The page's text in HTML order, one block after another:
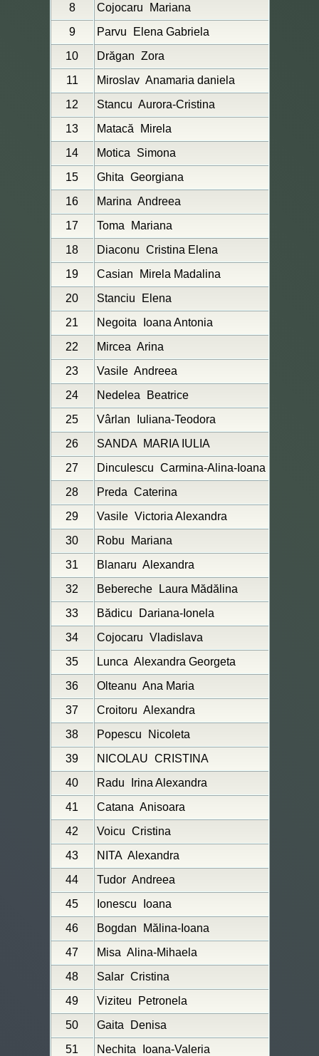
8
Cojocaru
Mariana
9
Parvu
Elena Gabriela
10
Drăgan Zora
11
Miroslav Anamaria daniela
12
Stancu Aurora-Cristina
13
Matacă
Mirela
14
Motica
Simona
15
Ghita Georgiana
16
Marina Andreea
17
Toma
Mariana
18
Diaconu Cristina Elena
19
Casian
Mirela Madalina
20
Stanciu
Elena
21
Negoita
Ioana Antonia
22
Mircea Arina
23
Vasile Andreea
24
Nedelea
Beatrice
25
Vârlan
Iuliana-Teodora
26
SANDA MARIA IULIA
27
Dinculescu Carmina-Alina-Ioana
28
Preda Caterina
29
Vasile Victoria Alexandra
30
Robu
Mariana
31
Blanaru Alexandra
32
Bebereche
Laura Mădălina
33
Bădicu
Dariana-Ionela
34
Cojocaru Vladislava
35
Lunca Alexandra Georgeta
36
Olteanu Ana Maria
37
Croitoru Alexandra
38
Popescu
Nicoleta
39
NICOLAU CRISTINA
40
Radu
Irina Alexandra
41
Catana Anisoara
42
Voicu Cristina
43
NITA Alexandra
44
Tudor Andreea
45
Ionescu
Ioana
46
Bogdan
Mălina-Ioana
47
Misa Alina-Mihaela
48
Salar Cristina
49
Viziteu
Petronela
50
Gaita
Denisa
51
Nechita Ioana-Valeria